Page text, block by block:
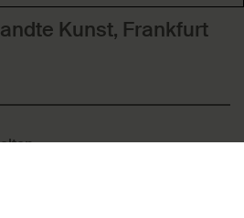
Kunst, Frankfurt